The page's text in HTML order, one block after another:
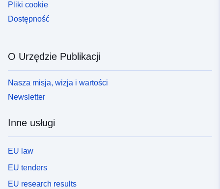
Pliki cookie
Dostępność
O Urzędzie Publikacji
Nasza misja, wizja i wartości
Newsletter
Inne usługi
EU law
EU tenders
EU research results